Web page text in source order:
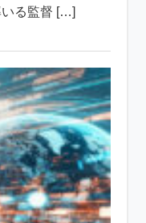
いる監督 […]